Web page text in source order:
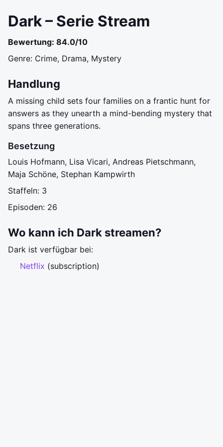
Dark – Serie Stream
Bewertung: 84.0/10
Genre: Crime, Drama, Mystery
Handlung
A missing child sets four families on a frantic hunt for
answers as they unearth a mind-bending mystery that
spans three generations.
Besetzung
Louis Hofmann, Lisa Vicari, Andreas Pietschmann,
Maja Schöne, Stephan Kampwirth
Staffeln: 3
Episoden: 26
Wo kann ich Dark streamen?
Dark ist verfügbar bei:
Netflix (subscription)